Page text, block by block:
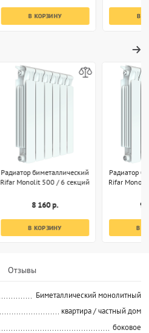
В КОРЗИНУ В
Радиатор биметаллический
Rifar Monolit 500 / 6 секций
8 160 р.
В КОРЗИНУ
Радиатор
Rifar
9
В
Отзывы
Биметаллический монолитный
квартира / частный дом
боковое